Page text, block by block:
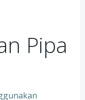
Pipa